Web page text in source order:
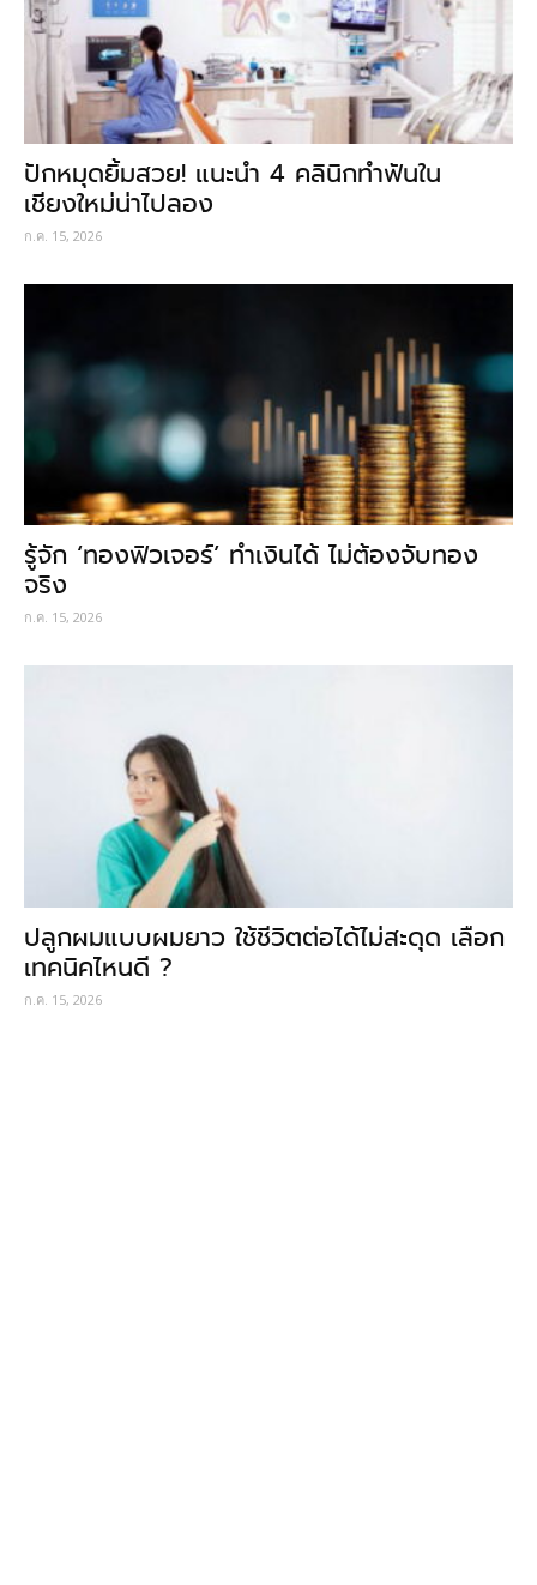
ปักหมุดยิ้มสวย! แนะนำ 4 คลินิกทำฟันใน
เชียงใหม่น่าไปลอง
ก.ค. 15, 2026
รู้จัก ‘ทองฟิวเจอร์’ ทำเงินได้ ไม่ต้องจับทอง
จริง
ก.ค. 15, 2026
ปลูกผมแบบผมยาว ใช้ชีวิตต่อได้ไม่สะดุด เลือก
เทคนิคไหนดี ?
ก.ค. 15, 2026